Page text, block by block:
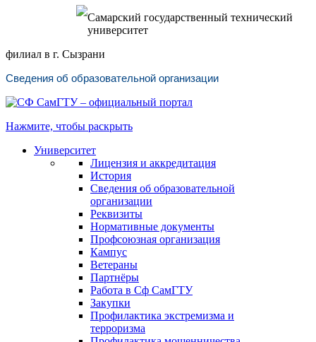
Самарский государственный технический
университет
филиал в г. Сызрани
Сведения об образовательной организации
Нажмите, чтобы раскрыть
Университет
Лицензия и аккредитация
История
Сведения об образовательной
организации
Реквизиты
Нормативные документы
Профсоюзная организация
Кампус
Ветераны
Партнёры
Работа в Сф СамГТУ
Закупки
Профилактика экстремизма и
терроризма